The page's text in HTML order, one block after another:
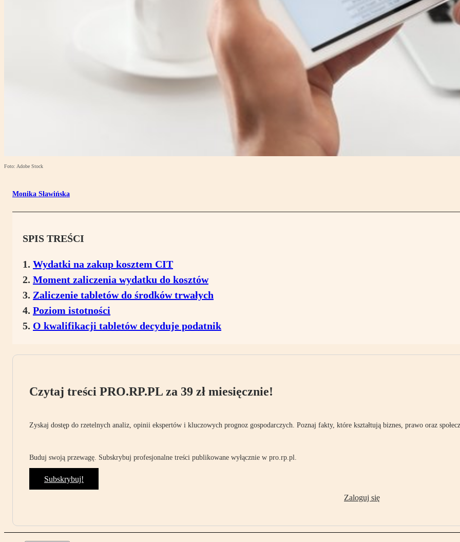
Foto: Adobe Stock
Monika Sławińska
SPIS TREŚCI
Wydatki na zakup kosztem CIT
Moment zaliczenia wydatku do kosztów
Zaliczenie tabletów do środków trwałych
Poziom istotności
O kwalifikacji tabletów decyduje podatnik
Czytaj treści PRO.RP.PL za 39 zł miesięcznie!
Zyskaj dostęp do rzetelnych analiz, opinii ekspertów i kluczowych prognoz gospodarczych. Poznaj fakty, które kształtują biznes, prawo oraz
Buduj swoją przewagę. Subskrybuj profesjonalne treści publikowane wyłącznie w pro.rp.pl.
Subskrybuj!
Zaloguj się